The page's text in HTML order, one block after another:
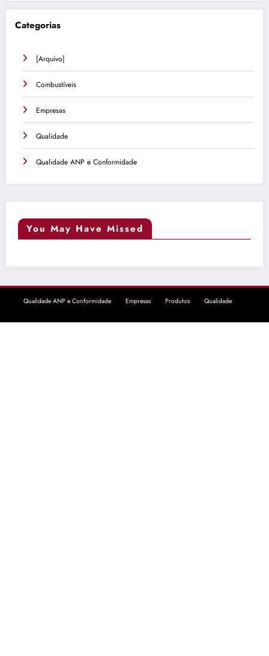
Categorias
[Arquivo]
Combustíveis
Empresas
Qualidade
Qualidade ANP e Conformidade
You May Have Missed
Qualidade ANP e Conformidade Empresas Produtos Qualidade